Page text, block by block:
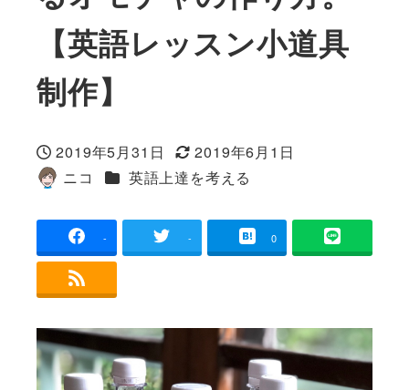
【英語レッスン小道具
制作】
投稿日
2019年5月31日
更新日
2019年6月1日
著
ニコ カテゴリー
英語上達を考える
- - 0